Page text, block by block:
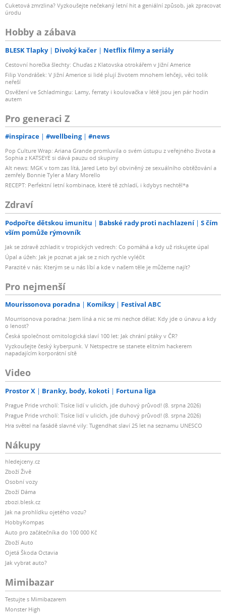
Cuketová zmrzlina? Vyzkoušejte nečekaný letní hit a geniální způsob, jak zpracovat
úrodu
Hobby a zábava
BLESK Tlapky Divoký kačer Netflix filmy a seriály
Cestovní horečka šlechty: Chuďas z Klatovska otrokářem v Jižní Americe
Filip Vondrášek: V Jižní Americe si lidé plují životem mnohem lehčeji, věci tolik
neřeší
Osvěžení ve Schladmingu: Lamy, ferraty i koulovačka v létě jsou jen pár hodin
autem
Pro generaci Z
#inspirace #wellbeing #news
Pop Culture Wrap: Ariana Grande promluvila o svém ústupu z veřejného života a
Sophia z KATSEYE si dává pauzu od skupiny
Alt news: MGK v tom zas lítá, Jared Leto byl obviněný ze sexuálního obtěžování a
zemřely Bonnie Tyler a Mary Morello
RECEPT: Perfektní letní kombinace, které tě zchladí, i kdybys nechtěl*a
Zdraví
Podpořte dětskou imunitu Babské rady proti nachlazení
S čím
vším pomůže rýmovník
Jak se zdravě zchladit v tropických vedrech: Co pomáhá a kdy už riskujete úpal
Úpal a úžeh: Jak je poznat a jak se z nich rychle vyléčit
Parazité v nás: Kterým se u nás líbí a kde v našem těle je můžeme najít?
Pro nejmenší
Mourissonova poradna Komiksy Festival ABC
Mourrisonova poradna: Jsem líná a nic se mi nechce dělat: Kdy jde o únavu a kdy
o lenost?
Česká společnost ornitologická slaví 100 let: Jak chrání ptáky v ČR?
Vyzkoušejte český kyberpunk. V Netspectre se stanete elitním hackerem
napadajícím korporátní sítě
Video
Prostor X Branky, body, kokoti Fortuna liga
Prague Pride vrcholí: Tisíce lidí v ulicích, jde duhový průvod! (8. srpna 2026)
Prague Pride vrcholí: Tisíce lidí v ulicích, jde duhový průvod! (8. srpna 2026)
Hra světel na fasádě slavné vily: Tugendhat slaví 25 let na seznamu UNESCO
Nákupy
hledejceny.cz
Zboží Živě
Osobní vozy
Zboží Dáma
zbozi.blesk.cz
Jak na prohlídku ojetého vozu?
HobbyKompas
Auto pro začátečníka do 100 000 Kč
Zboží Auto
Ojetá Škoda Octavia
Jak vybrat auto?
Mimibazar
Testujte s Mimibazarem
Monster High